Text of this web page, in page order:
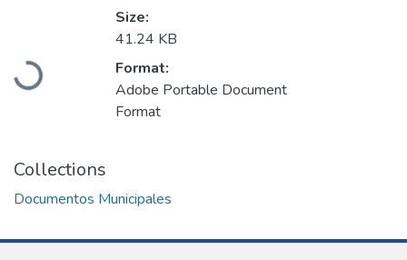
Loading...
Size:
41.24 KB
Format:
Adobe Portable Document
Format
Collections
Documentos Municipales